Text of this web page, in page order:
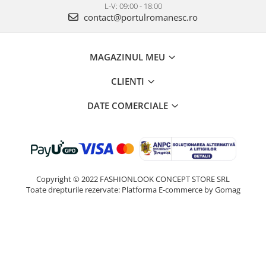
L-V: 09:00 - 18:00
contact@portulromanesc.ro
MAGAZINUL MEU
CLIENTI
DATE COMERCIALE
Copyright © 2022 FASHIONLOOK CONCEPT STORE SRL
Toate drepturile rezervate: Platforma E-commerce by Gomag